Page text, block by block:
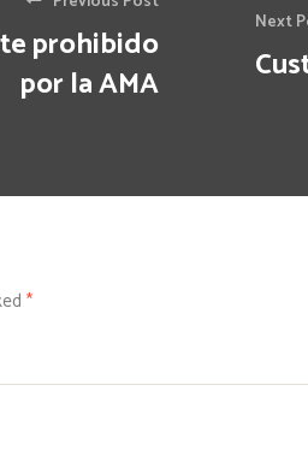
prohibido
por la AMA
Next
*